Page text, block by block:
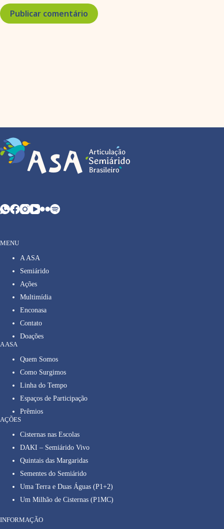
Publicar comentário
MENU
A ASA
Semiárido
Ações
Multimídia
Enconasa
Contato
Doações
A ASA
Quem Somos
Como Surgimos
Linha do Tempo
Espaços de Participação
Prêmios
AÇÕES
Cisternas nas Escolas
DAKI – Semiárido Vivo
Quintais das Margaridas
Sementes do Semiárido
Uma Terra e Duas Águas (P1+2)
Um Milhão de Cisternas (P1MC)
INFORMAÇÃO